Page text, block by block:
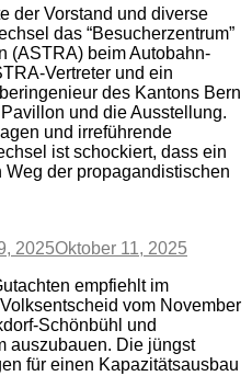
der Vorstand und diverse
das “Besucherzentrum”
(ASTRA) beim Autobahn-
Vertreter und ein
des Kantons Bern
und die Ausstellung.
und irreführende
ist schockiert, dass ein
der propagandistischen
2025Oktober 11, 2025
empfiehlt im
vom November
Schönbühl und
auszubauen. Die jüngst
für einen Kapazitätsausbau